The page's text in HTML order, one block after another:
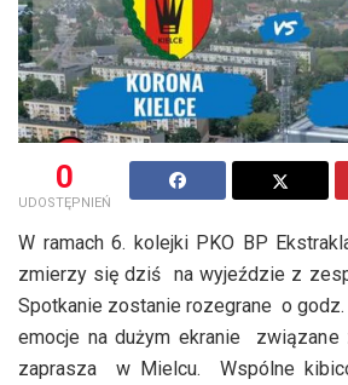
0
UDOSTĘPNIEŃ
W ramach 6. kolejki PKO BP
zmierzy się dziś na wyjeździe z
Spotkanie zostanie rozegrane o godz.
emocje na dużym ekranie
zaprasza w Mielcu. Wspólne